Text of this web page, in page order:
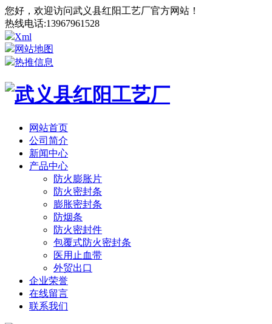
您好，欢迎访问武义县红阳工艺厂官方网站！
热线电话:13967961528
Xml
网站地图
热推信息
网站首页
公司简介
新闻中心
产品中心
防火膨胀片
防火密封条
膨胀密封条
防烟条
防火密封件
包覆式防火密封条
医用止血带
外贸出口
企业荣誉
在线留言
联系我们